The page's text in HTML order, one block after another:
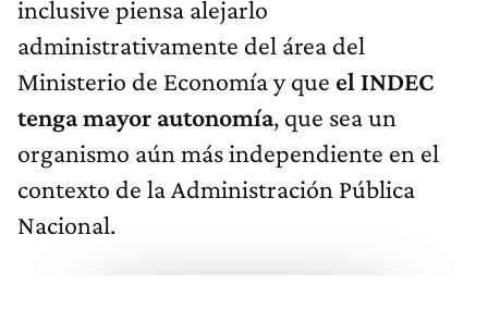
inclusive piensa alejarlo
administrativamente del área del
Ministerio de Economía y que el INDEC
tenga mayor autonomía, que sea un
organismo aún más independiente en el
contexto de la Administración Pública
Nacional.